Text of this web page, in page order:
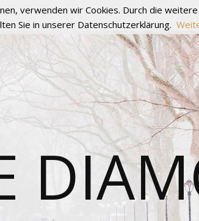
verwenden wir Cookies. Durch die
Sie in unserer Datenschutzerklärung.